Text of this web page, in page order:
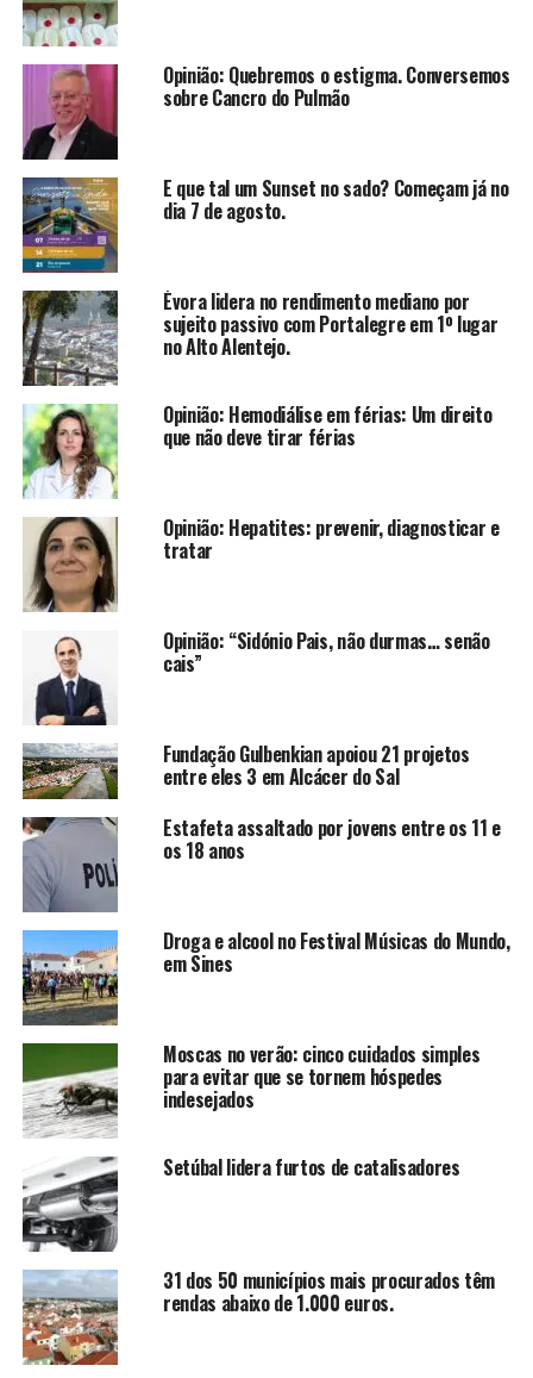
Opinião: Quebremos o estigma. Conversemos
sobre Cancro do Pulmão
E que tal um Sunset no sado? Começam já no
dia 7 de agosto.
Évora lidera no rendimento mediano por
sujeito passivo com Portalegre em 1º lugar
no Alto Alentejo.
Opinião: Hemodiálise em férias: Um direito
que não deve tirar férias
Opinião: Hepatites: prevenir, diagnosticar e
tratar
Opinião: “Sidónio Pais, não durmas… senão
cais”
Fundação Gulbenkian apoiou 21 projetos
entre eles 3 em Alcácer do Sal
Estafeta assaltado por jovens entre os 11 e
os 18 anos
Droga e alcool no Festival Músicas do Mundo,
em Sines
Moscas no verão: cinco cuidados simples
para evitar que se tornem hóspedes
indesejados
Setúbal lidera furtos de catalisadores
31 dos 50 municípios mais procurados têm
rendas abaixo de 1.000 euros.